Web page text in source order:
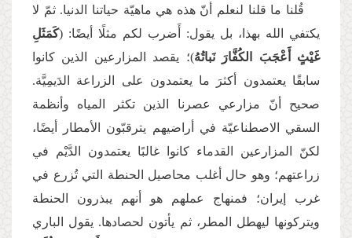
قُلنا ما قلنا لنعلم أنّ هذه هي ماهيّة حياتنا الدنيا. ثمّ لا
يكتفي الله بهذا، بل يقول: أَضرب لكم مثلًا أيضًا: (كَمَثَلِ
غَيْثٍ أَعْجَبَ الكُفَّارَ نَباتُهُ)؛ يقصد المزارعين الذين كانوا
سابقًا يعتمدون أكثرَ ما يعتمدون على الزراعة الدَيمِيَّة.
صحيح أنّ مزارعي عصرنا الذين تكثر المياه وأنظمة
السقي الاصطناعيّة في أراضيهم يترقبّون الأمطار أيضًا،
لكنّ المزارعين القدماء كانوا غالبًا يعتمدون الدَّيْم في
زراعتهم؛ وهو حال أغلب محاصيل الحنطة التي تُزرع في
غرب إيران؛ فمنهاج عملهم هو أنهم يبذرون الحنطة
ويتركونها ليهطل المطر، ثم يأتون لحصادها. يقول الباري